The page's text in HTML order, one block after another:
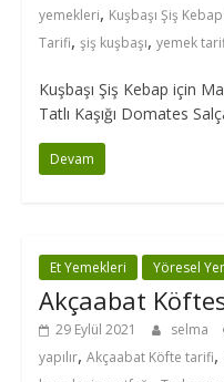
yemekleri, Kuşbaşı Şiş
Tarifi, şiş kuşbaşı, yemek
Kuşbaşı Şiş Kebap için
Tatlı Kaşığı Domates
Devam
Et Yemekleri Yöresel
Akçaabat
29 Eylül 2021 selma
yapılır, Akçaabat Köfte tarifi,